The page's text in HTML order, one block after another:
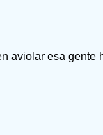
aviolar esa gente